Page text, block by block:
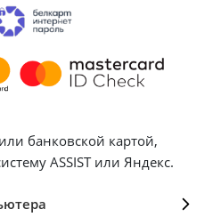
банковской картой,
ASSIST или Яндекс.